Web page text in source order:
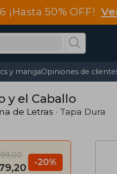
50% OFF!
y mangaOpiniones de
y el Caballo
de Letras · Tapa Dura
-20%